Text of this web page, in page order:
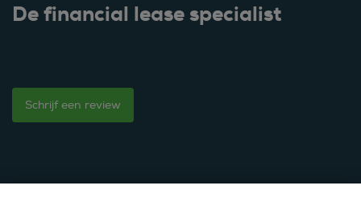
De financial lease specialist
Schrijf een review